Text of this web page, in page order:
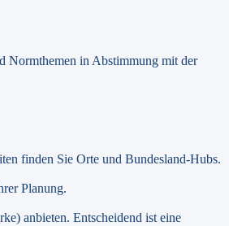
Normthemen in Abstimmung mit der
finden Sie Orte und Bundesland-Hubs.
Planung.
anbieten. Entscheidend ist eine